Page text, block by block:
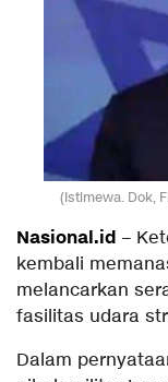
(Istimewa. Dok,
Nasional.id –
kembali
melancarkan
fasilitas udara
Dalam